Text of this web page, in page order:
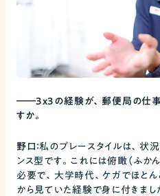
――3x3の経験が、郵便局の仕事
すか。
野口：私のプレースタイルは、状
ンス型です。これには俯瞰（ふか
必要で、大学時代、ケガでほと
から見ていた経験で身に付きま